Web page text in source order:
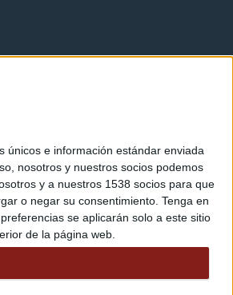
únicos e información estándar enviada
nosotros y nuestros socios podemos
y a nuestros 1538 socios para que
o negar su consentimiento. Tenga en
se aplicarán solo a este sitio
de la página web.